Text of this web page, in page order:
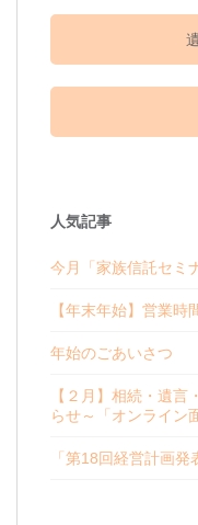
人気記事
今月「家族信託セミ
【年末年始】営業時
年始のごあいさつ
【２月】相続・遺
らせ～「オンライン
「第18回経営計画